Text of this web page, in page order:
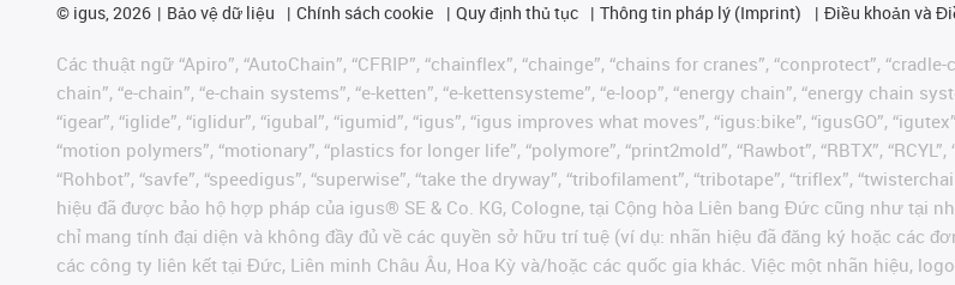
© igus, 2026 Bảo vệ dữ liệu Chính sách cookie Quy định thủ tục Thông tin pháp lý (Imprint) Điều khoản và
Các thuật ngữ “Apiro”, “AutoChain”, “CFRIP”, “chainflex”, “chainge”, “chains for cranes”, “conprotect”, “cradle-
chain”, “e-chain”, “e-chain systems”, “e-ketten”, “e-kettensysteme”, “e-loop”, “energy chain”, “energy chain
“igear”, “iglide”, “iglidur”, “igubal”, “igumid”, “igus”, “igus improves what moves”, “igus:bike”, “igusGO”,
“motion polymers”, “motionary”, “plastics for longer life”, “polymore”, “print2mold”, “Rawbot”, “RBTX”, “RCYL”,
“Rohbot”, “savfe”, “speedigus”, “superwise”, “take the dryway”, “tribofilament”, “tribotape”, “triflex”,
hiệu đã được bảo hộ hợp pháp của igus® SE & Co. KG, Cologne, tại Cộng hòa Liên bang Đức cũng như tại
chỉ mang tính đại diện và không đầy đủ về các quyền sở hữu trí tuệ (ví dụ: nhãn hiệu đã đăng ký hoặc các
các công ty liên kết tại Đức, Liên minh Châu Âu, Hoa Kỳ và/hoặc các quốc gia khác. Việc một nhãn hiệu,